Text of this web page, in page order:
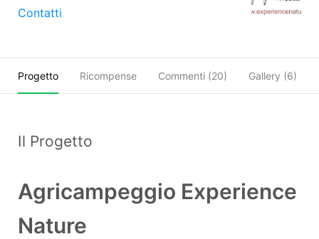
Contatti
Progetto Ricompense Commenti (20) Gallery (6)
Il Progetto
Agricampeggio Experience
Nature